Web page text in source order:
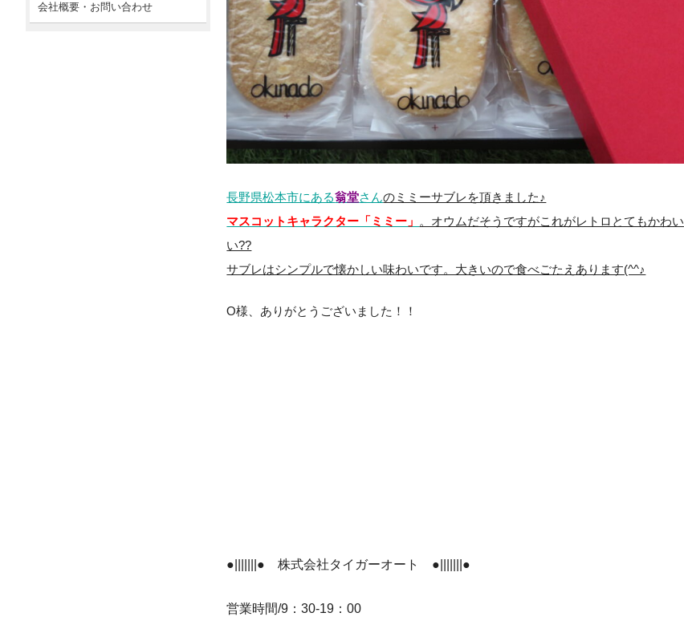
会社概要・お問い合わせ
長野県松本市にある翁堂さんのミミーサブレを頂きました♪
マスコットキャラクター「ミミー」 。オウムだそうですがこれがレトロとてもかわい
い??
サブレはシンプルで懐かしい味わいです。大きいので食べごたえあります(^^♪
O様、ありがとうございました！！
●|||||||● 株式会社タイガーオート ●|||||||●
営業時間/9：30-19：00